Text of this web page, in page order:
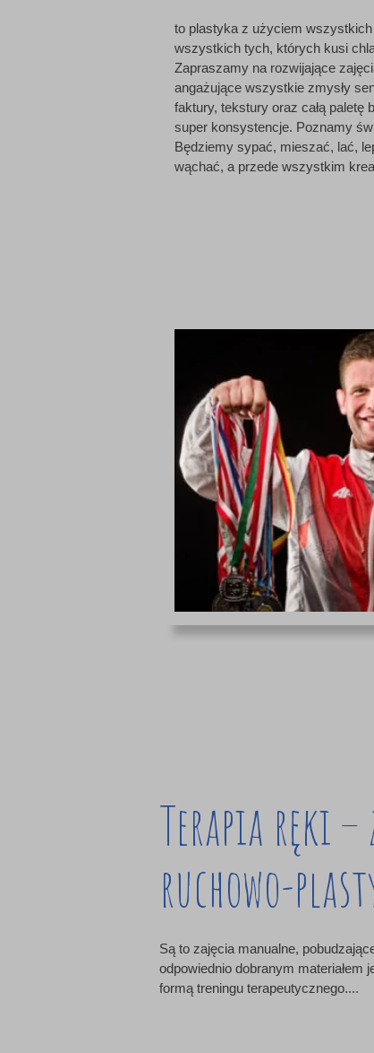
to plastyka z użyciem
wszystkich tych, których kusi
Zapraszamy na rozwijające
angażujące wszystkie zmysły
faktury, tekstury oraz całą
super konsystencje. Poznamy
Będziemy sypać, mieszać, lać,
wąchać, a przede wszystkim
Terapia ręki –
ruchowo-
Są to zajęcia manualne,
odpowiednio dobranym
formą treningu terapeutycznego....